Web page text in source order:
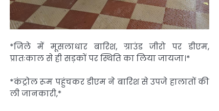
*जिले में मूसलाधार बारिश, ग्राउंड जीरो पर डीएम,
प्रातःकाल से ही सड़कों पर स्थिति का लिया जायजा।*
*कंट्रोल रूम पहुंचकर डीएम ने बारिश से उपजे हालातों की
ली जानकारी,*